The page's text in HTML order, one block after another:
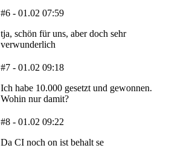
#6 - 01.02 07:59
tja, schön für uns, aber doch sehr
verwunderlich
#7 - 01.02 09:18
Ich habe 10.000 gesetzt und gewonnen.
Wohin nur damit?
#8 - 01.02 09:22
Da CI noch on ist behalt se